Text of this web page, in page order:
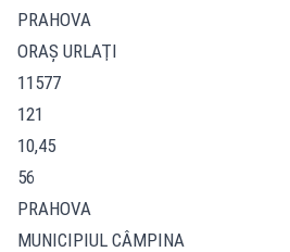
PRAHOVA
ORAŞ URLAŢI
11577
121
10,45
56
PRAHOVA
MUNICIPIUL CÂMPINA